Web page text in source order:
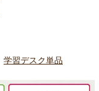
学習デスク単品